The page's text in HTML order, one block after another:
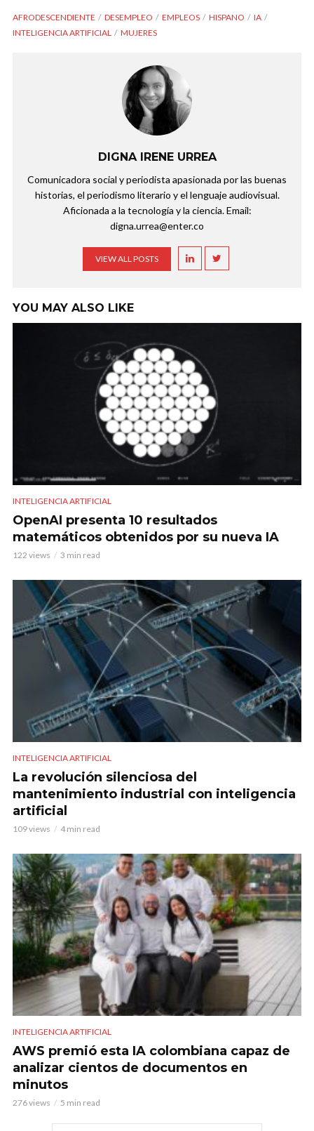
AFRODESCENDIENTE DESEMPLEO EMPLEOS HISPANO
IA
INTELIGENCIA ARTIFICIAL
MUJERES
DIGNA IRENE URREA
Comunicadora social y periodista apasionada por las buenas
historias, el periodismo literario y el lenguaje audiovisual.
Aficionada a la tecnología y la ciencia. Email:
digna.urrea@enter.co
VIEW ALL POSTS
YOU MAY ALSO LIKE
INTELIGENCIA ARTIFICIAL
OpenAI presenta 10 resultados
matemáticos obtenidos por su nueva IA
122 views 3 min read
INTELIGENCIA ARTIFICIAL
La revolución silenciosa del
mantenimiento industrial con inteligencia
artificial
109 views 4 min read
INTELIGENCIA ARTIFICIAL
AWS premió esta IA colombiana capaz de
analizar cientos de documentos en
minutos
276 views 5 min read